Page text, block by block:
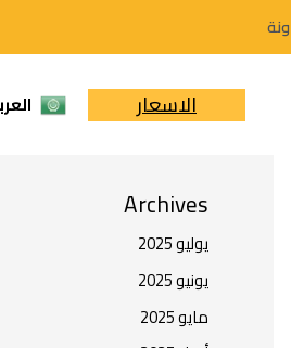
الاسعار
البحث
Archives
يوليو 2025
يونيو 2025
مايو 2025